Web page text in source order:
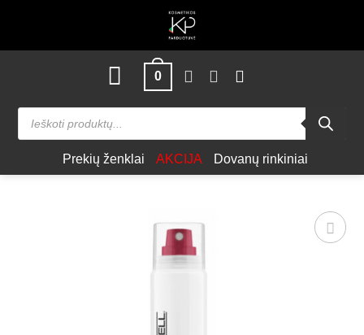
content
0
Products
search
Prekių ženklai AKCIJA Dovanų rinkiniai